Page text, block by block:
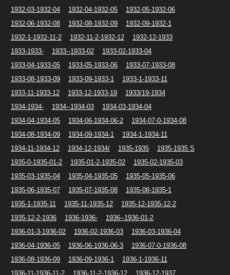
1932-03-1932-04
1932-04-1932-05
1932-05-1932-06
1932-06-1932-08
1932-08-1932-09
1932-09-1932-1
1932-1-1932-11-2
1932-11-2-1932-12
1932-12-1933
1933-1933-
1933--1933-02
1933-02-1933-04
1933-04-1933-05
1933-05-1933-06
1933-07-1933-08
1933-08-1933-09
1933-09-1933-1
1933-1-1933-11
1933-11-1933-12
1933-12-1933-19
1933/19-1934
1934-1934-
1934--1934-03
1934-03-1934-04
1934-04-1934-05
1934-06-1934-06-2
1934-07-0-1934-08
1934-08-1934-09
1934-09-1934-1
1934-1-1934-11
1934-11-1934-12
1934-12-1934/ 1935-1935
1935-1935 S
1935-0-1935-01-2
1935-01-2-1935-02
1935-02-1935-03
1935-03-1935-04
1935-04-1935-05
1935-05-1935-06
1935-06-1935-07
1935-07-1935-08
1935-08-1935-1
1935-1-1935-11
1935-11-1935-12
1935-12-1935-12-2
1935-12-2-1936
1936-1936-
1936--1936-01-2
1936-01-3-1936-02
1936-02-1936-03
1936-03-1936-04
1936-04-1936-05
1936-06-1936-06-3
1936-07-0-1936-08
1936-08-1936-09
1936-09-1936-1
1936-1-1936-11
1936-11-1936-11-2
1936-11-2-1936-12
1936-12-1937